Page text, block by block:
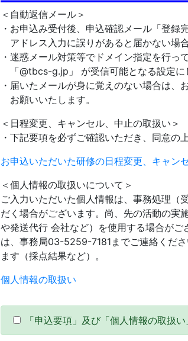
＜自動返信メール＞
・お申込み受付後、申込確認メール「登
アドレス入力に誤りがあると届かない場
・迷惑メール対策等でドメイン指定を行っ
「@tbcs-g.jp」 が受信可能となる設定に
・届いたメールが身に覚えのない場合は、
お願いいたします。
＜日程変更、キャンセル、中止の取扱い＞
・下記要項を必ずご確認いただき、同意の
お申込いただいた研修の日程変更、キャン
＜個人情報の取扱いについて＞
ご入力いただいた個人情報は、事務処理（
だく場合がございます。尚、先の活動の実
や発送代行 会社など）を使用する場合が
は、事務局03-5259-7181までご連絡くだ
ます（採点結果など）。
個人情報の取扱い
「申込要項」及び「個人情報の取扱い